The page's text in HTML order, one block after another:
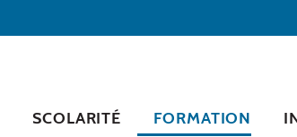
SCOLARITÉ FORMATION